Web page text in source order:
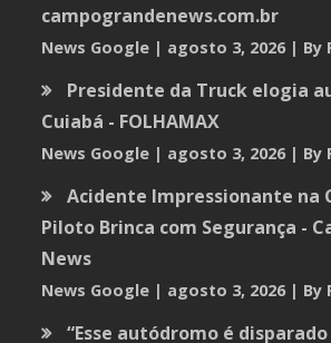
campograndenews.com.br
News Google agosto 3, 2026 By
Presidente da Truck elogia
Cuiabá - FOLHAMAX
News Google agosto 3, 2026 By
Acidente Impressionante na
Piloto Brinca com Segurança -
News
News Google agosto 3, 2026 By
“Esse autódromo é